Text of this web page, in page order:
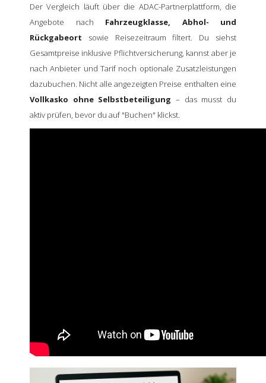
Der Vergleich läuft über die ADAC-Partnerplattform, die
Angebote nach Fahrzeugklasse, Abhol- und
Rückgabeort sowie Reisezeitraum filtert. Du siehst
Gesamtpreise inklusive Pflichtversicherung, kannst aber je
nach Anbieter und Tarif noch optionale Zusatzleistungen
dazubuchen. Nicht alle angezeigten Preise enthalten eine
Vollkasko ohne Selbstbeteiligung – das musst du
aktiv prüfen, bevor du auf "Buchen" klickst.